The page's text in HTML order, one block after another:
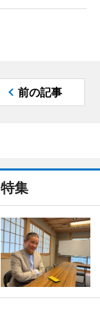
前の記事
特集